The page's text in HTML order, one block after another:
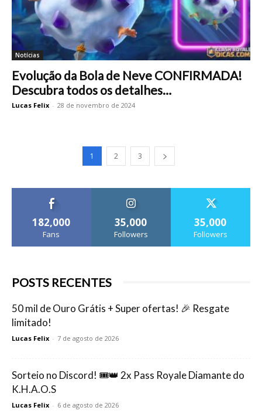
Notícias
Evolução da Bola de Neve CONFIRMADA!
Descubra todos os detalhes…
Lucas Felix - 28 de novembro de 2024
1 2 3
182,000
Fans
35,000
Followers
35,000
Followers
POSTS RECENTES
50 mil de Ouro Grátis + Super ofertas! 🎉 Resgate
limitado!
Lucas Felix - 7 de agosto de 2026
Sorteio no Discord! 🎟️👑 2x Pass Royale Diamante do
K.H.A.O.S
Lucas Felix - 6 de agosto de 2026